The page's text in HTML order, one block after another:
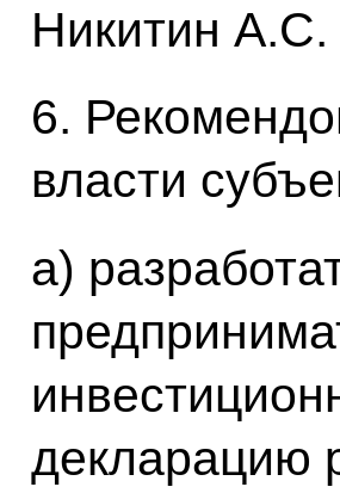
Никитин А.С.
6.
власти
а)
декларацию